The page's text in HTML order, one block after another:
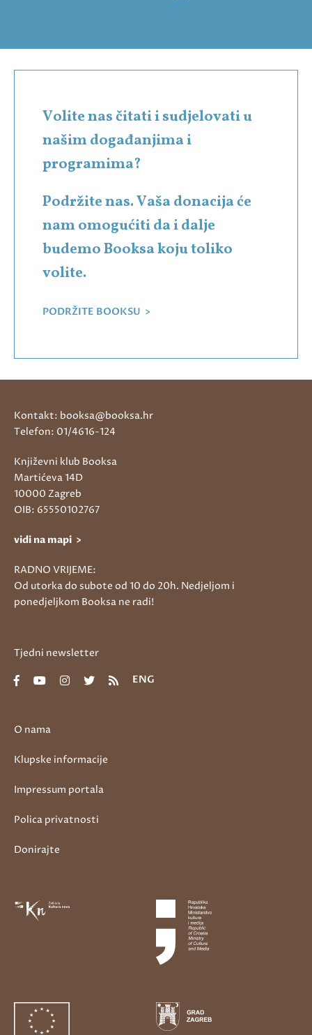
Volite nas čitati i sudjelovati u
našim događanjima i
programima?
Podržite nas. Vaša donacija će
nam omogućiti da i dalje
budemo Booksa koju toliko
volite.
PODRŽITE BOOKSU >
O nama
Klupske informacije
Impressum portala
Polica privatnosti
Donirajte
Kontakt: booksa@booksa.hr
Telefon: 01/4616-124
Književni klub Booksa
Martićeva 14D
10000 Zagreb
OIB: 65550102767
vidi na mapi >
RADNO VRIJEME:
Od utorka do subote od 10 do 20h. Nedjeljom i
ponedjeljkom Booksa ne radi!
Tjedni newsletter
ENG